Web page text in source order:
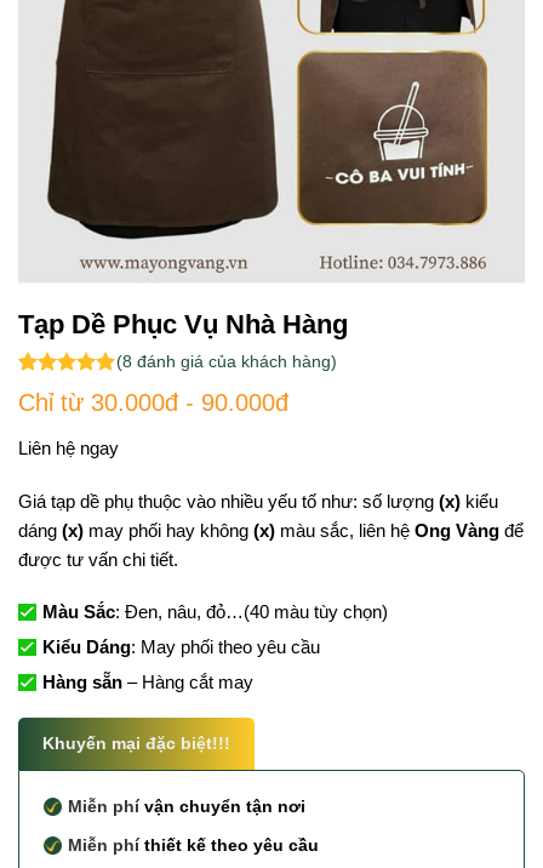
Tạp Dề Phục Vụ Nhà Hàng
5.00trên 5
dựa trên
8
(8 đánh giá của khách hàng)
Chỉ từ 30.000đ - 90.000đ
Liên hệ ngay
Giá tạp dề phụ thuộc vào nhiều yếu tố như: số lượng (x)kiểu
dáng (x)may phối hay không (x)màu sắc, liên hệ Ong Vàngđể
được tư vấn chi tiết.
Màu Sắc: Đen, nâu, đỏ…(40 màu tùy chọn)
Kiểu Dáng: May phối theo yêu cầu
Hàng sẵn– Hàng cắt may
Khuyến mại đặc biệt!!!
Miễn phívận chuyển tận nơi
Miễn phíthiết kế theo yêu cầu